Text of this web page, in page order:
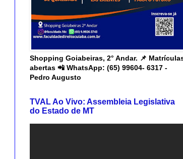
Shopping Goiabeiras, 2° Andar. 📌
abertas 📲 WhatsApp: (65) 99604- 6317 -
Pedro Augusto
TVAL Ao Vivo: Assembleia Legislativa
do Estado de MT